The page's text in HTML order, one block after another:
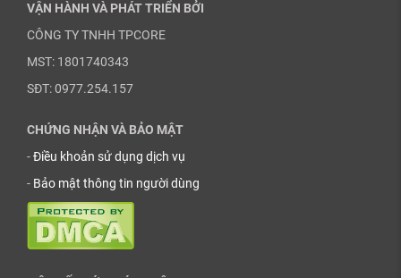
VẬN HÀNH VÀ PHÁT TRIỂN BỞI
CÔNG TY TNHH TPCORE
MST: 1801740343
SĐT: 0977.254.157
CHỨNG NHẬN VÀ BẢO MẬT
-Điều khoản sử dụng dịch vụ
- Bảo mật thông tin người dùng